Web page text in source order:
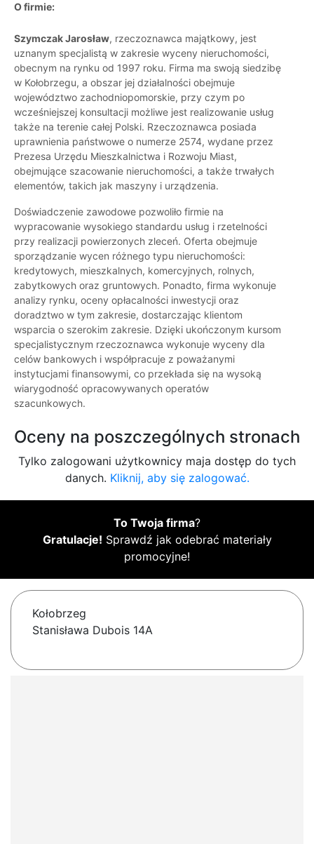
O firmie:
Szymczak Jarosław, rzeczoznawca majątkowy, jest
uznanym specjalistą w zakresie wyceny nieruchomości,
obecnym na rynku od 1997 roku. Firma ma swoją siedzibę
w Kołobrzegu, a obszar jej działalności obejmuje
województwo zachodniopomorskie, przy czym po
wcześniejszej konsultacji możliwe jest realizowanie usług
także na terenie całej Polski. Rzeczoznawca posiada
uprawnienia państwowe o numerze 2574, wydane przez
Prezesa Urzędu Mieszkalnictwa i Rozwoju Miast,
obejmujące szacowanie nieruchomości, a także trwałych
elementów, takich jak maszyny i urządzenia.
Doświadczenie zawodowe pozwoliło firmie na
wypracowanie wysokiego standardu usług i rzetelności
przy realizacji powierzonych zleceń. Oferta obejmuje
sporządzanie wycen różnego typu nieruchomości:
kredytowych, mieszkalnych, komercyjnych, rolnych,
zabytkowych oraz gruntowych. Ponadto, firma wykonuje
analizy rynku, oceny opłacalności inwestycji oraz
doradztwo w tym zakresie, dostarczając klientom
wsparcia o szerokim zakresie. Dzięki ukończonym kursom
specjalistycznym rzeczoznawca wykonuje wyceny dla
celów bankowych i współpracuje z poważanymi
instytucjami finansowymi, co przekłada się na wysoką
wiarygodność opracowywanych operatów
szacunkowych.
Oceny na poszczególnych stronach
Tylko zalogowani użytkownicy maja dostęp do tych
danych. Kliknij, aby się zalogować.
To Twoja firma?
Gratulacje! Sprawdź jak odebrać materiały
promocyjne!
Kołobrzeg
Stanisława Dubois 14A